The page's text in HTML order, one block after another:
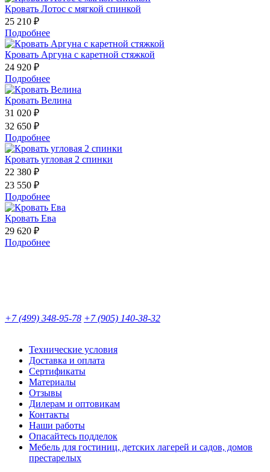
Кровать Лотос с мягкой спинкой
25 210 ₽
Подробнее
Кровать Аргуна с каретной стяжкой
24 920 ₽
Подробнее
Кровать Велина
31 020 ₽
32 650 ₽
Подробнее
Кровать угловая 2 спинки
22 380 ₽
23 550 ₽
Подробнее
Кровать Ева
29 620 ₽
Подробнее
+7 (499) 348-95-78 +7 (905) 140-38-32
Технические условия
Доставка и оплата
Сертификаты
Материалы
Отзывы
Дилерам и оптовикам
Контакты
Наши работы
Опасайтесь подделок
Мебель для гостиниц, детских лагерей и садов, домов
престарелых